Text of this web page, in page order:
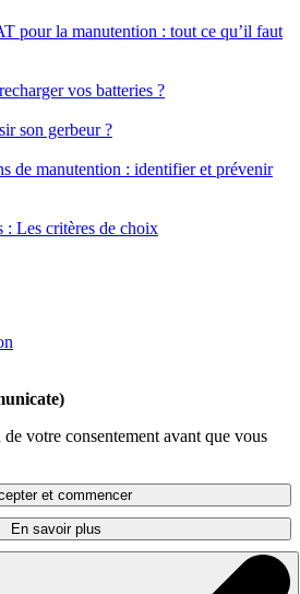
pour la manutention : tout ce qu’il faut
vos batteries ?
son gerbeur ?
de manutention : identifier et prévenir
: Les critères de choix
votre consentement avant que vous
et commencer
En savoir plus